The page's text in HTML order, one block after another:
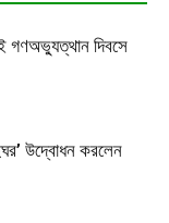
দিবসে
উদ্বোধন করলেন